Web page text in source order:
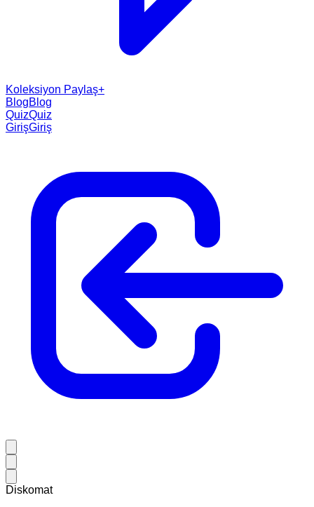
Koleksiyon Paylaş+
BlogBlog
QuizQuiz
GirişGiriş
Diskomat